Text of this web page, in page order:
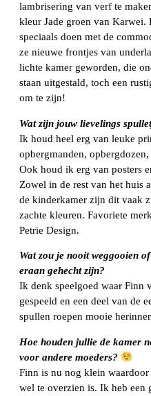
lambrisering van verf te
kleur Jade groen van Karwei.
speciaals doen met de
ze nieuwe frontjes van
lichte kamer geworden, die
staan uitgestald, toch een
om te zijn!
Wat zijn jouw lievelings
Ik houd heel erg van leuke
opbergmanden,
Ook houd ik erg van posters
Zowel in de rest van het huis
de kinderkamer zijn dit vaak
zachte kleuren. Favoriete
Petrie Design.
Wat zou je nooit weggooien
eraan gehecht zijn?
Ik denk speelgoed waar Finn
gespeeld en een deel van de
spullen roepen mooie
Hoe houden jullie de kamer
voor andere moeders?
Finn is nu nog klein
wel te overzien is. Ik heb een